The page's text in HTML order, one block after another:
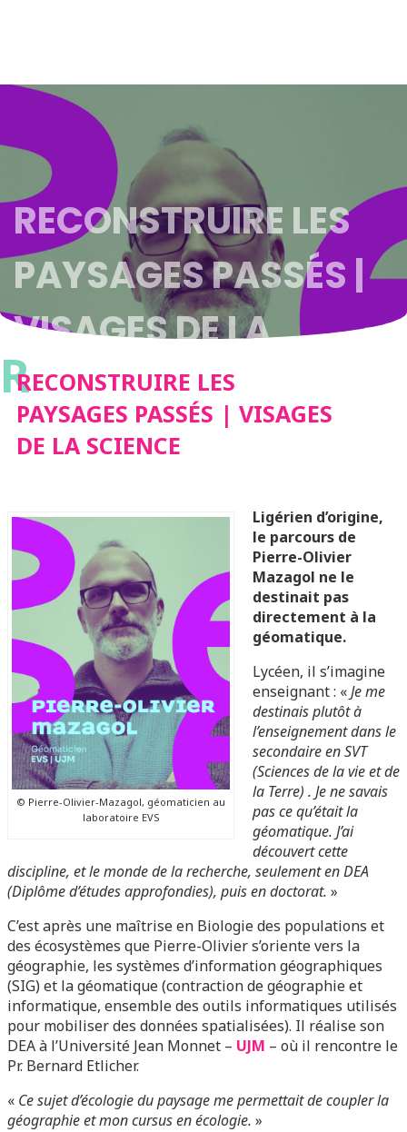
RECONSTRUIRE LES
PAYSAGES PASSÉS |
VISAGES DE LA
SCIENCE
RRECONSTRUIRE LES
PAYSAGES PASSÉS | VISAGES
DE LA SCIENCE
© Pierre-Olivier-Mazagol, géomaticien au
laboratoire EVS
Ligérien d’origine,
le parcours de
Pierre-Olivier
Mazagol ne le
destinait pas
directement à la
géomatique.
Lycéen, il s’imagine
enseignant : «Je me
destinais plutôt à
l’enseignement dans le
secondaire en SVT
(Sciences de la vie et de
la Terre) . Je ne savais
pas ce qu’était la
géomatique. J’ai
découvert cette
discipline, et le monde de la recherche, seulement en DEA
(Diplôme d’études approfondies), puis en doctorat. »
C’est après une maîtrise en Biologie des populations et
des écosystèmes que Pierre-Olivier s’oriente vers la
géographie, les systèmes d’information géographiques
(SIG) et la géomatique (contraction de géographie et
informatique, ensemble des outils informatiques utilisés
pour mobiliser des données spatialisées). Il réalise son
DEA à l’Université Jean Monnet – UJM – où il rencontre le
Pr. Bernard Etlicher.
« Ce sujet d’écologie du paysage me permettait de coupler la
géographie et mon cursus en écologie. »